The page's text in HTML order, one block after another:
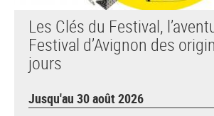
Les Clés du Festival,
Festival d’Avignon des
jours
Jusqu'au 30 août 2026